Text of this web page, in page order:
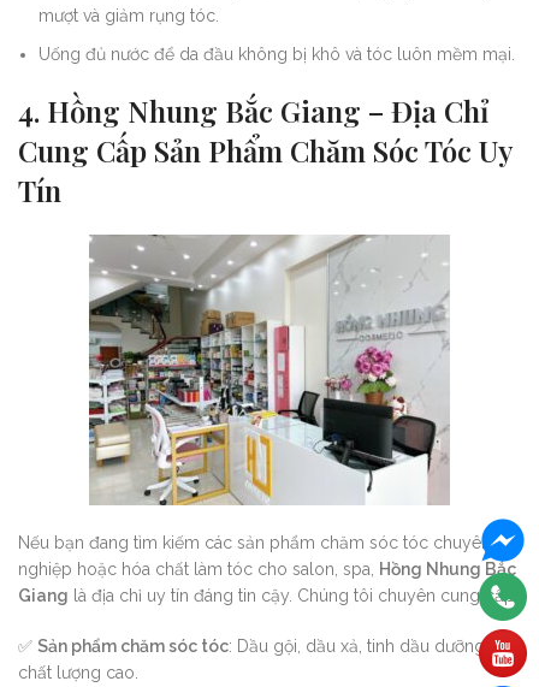
mượt và giảm rụng tóc.
Uống đủ nước để da đầu không bị khô và tóc luôn mềm mại.
4. Hồng Nhung Bắc Giang – Địa Chỉ
Cung Cấp Sản Phẩm Chăm Sóc Tóc Uy
Tín
Nếu bạn đang tìm kiếm các sản phẩm chăm sóc tóc chuyên
nghiệp hoặc hóa chất làm tóc cho salon, spa, Hồng Nhung Bắc
Giang là địa chỉ uy tín đáng tin cậy. Chúng tôi chuyên cung cấp:
✅ Sản phẩm chăm sóc tóc: Dầu gội, dầu xả, tinh dầu dưỡng tóc
chất lượng cao.